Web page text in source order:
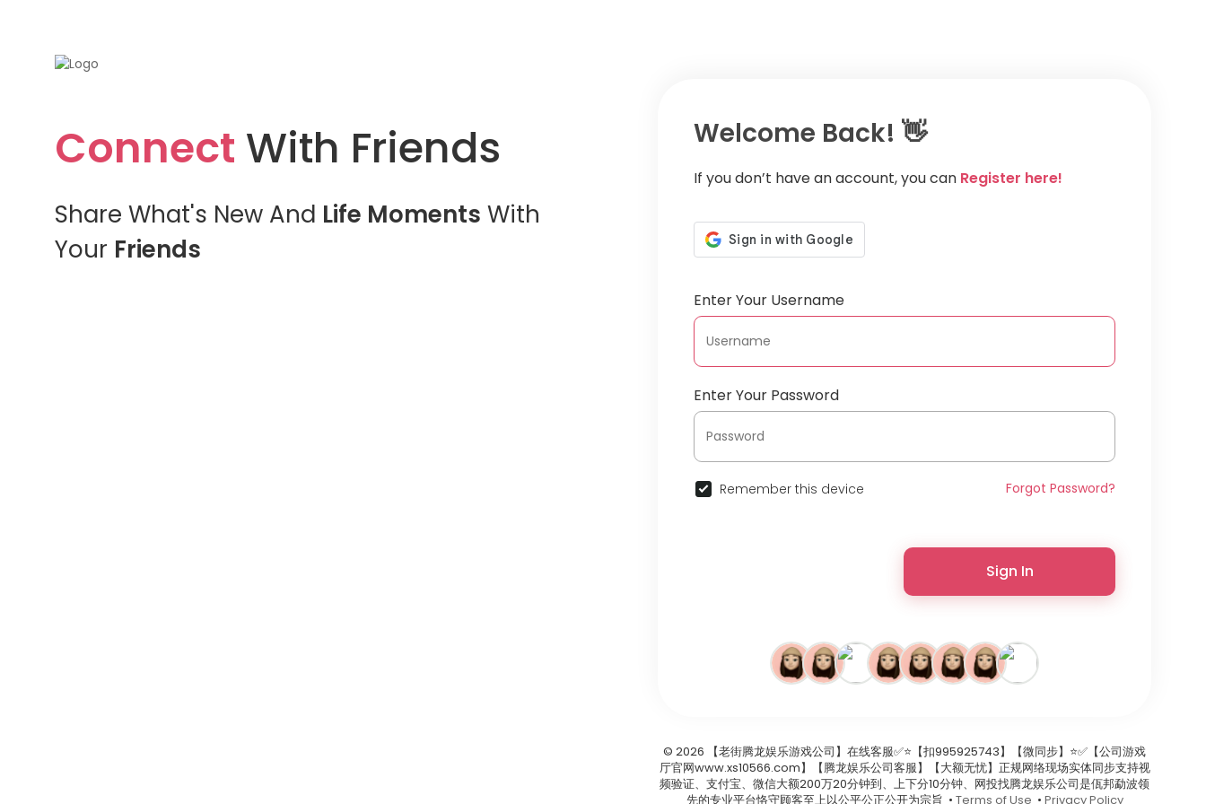
Connect With Friends
Share What's New And Life Moments With
Your Friends
Welcome Back! 👋
If you don’t have an account, you can Register here!
Enter Your Username
Enter Your Password
Remember this device Forgot Password?
Sign In
© 2026 【老街腾龙娱乐游戏公司】在线客服✅⭐️【扣995925743】【微同步】⭐️✅【公司游戏
厅官网www.xs10566.com】【腾龙娱乐公司客服】【大额无忧】正规网络现场实体同步支持视
频验证、支付宝、微信大额200万20分钟到、上下分10分钟、网投找腾龙娱乐公司是佤邦勐波领
先的专业平台恪守顾客至上以公平公正公开为宗旨 • Terms of Use • Privacy Policy